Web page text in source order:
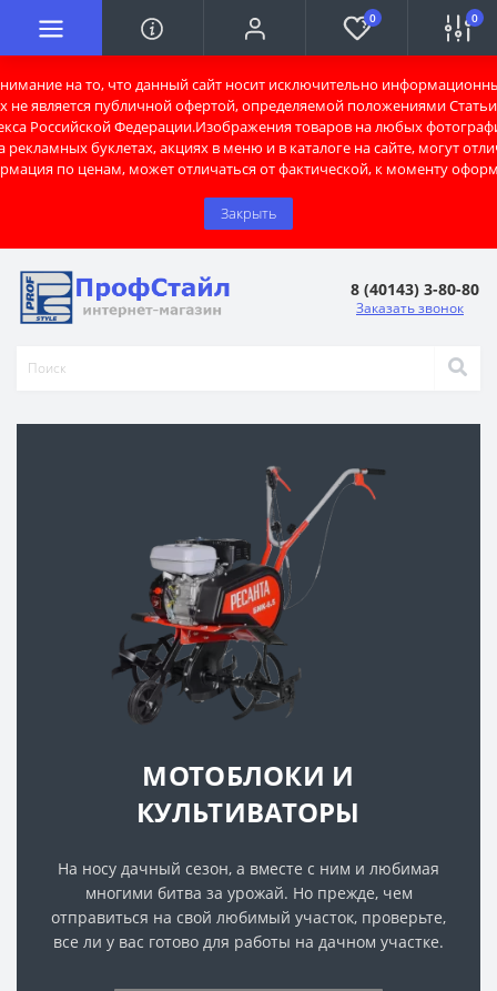
на то, что данный сайт носит исключительно
не является публичной офертой, определяемой положениями Статьи
Российской Федерации.Изображения товаров на любых
рекламных буклетах, акциях в меню и в каталоге на сайте, могут
по ценам, может отличаться от фактической, к моменту
Закрыть
0 0
8 (40143) 3-80-80
Заказать звонок
МОТОБЛОКИ И
КУЛЬТИВАТОРЫ
На носу дачный сезон, а вместе с ним и любимая
многими битва за урожай. Но прежде, чем
отправиться на свой любимый участок, проверьте,
все ли у вас готово для работы на дачном участке.